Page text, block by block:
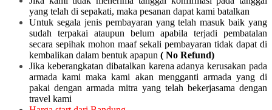
yang telah di sepakati, maka pesanan dapat kami batalkan
Untuk segala jenis pembayaran yang telah masuk baik yang
sudah terpakai ataupun belum apabila terjadi pembatalan
secara sepihak mohon maaf sekali pembayaran tidak dapat di
kembalikan dalam bentuk apapun ( No Refund)
Jika keberangkatan dibatalkan karena adanya kerusakan pada
armada kami maka kami akan mengganti armada yang di
pakai dengan armada mitra yang telah bekerjasama dengan
travel kami